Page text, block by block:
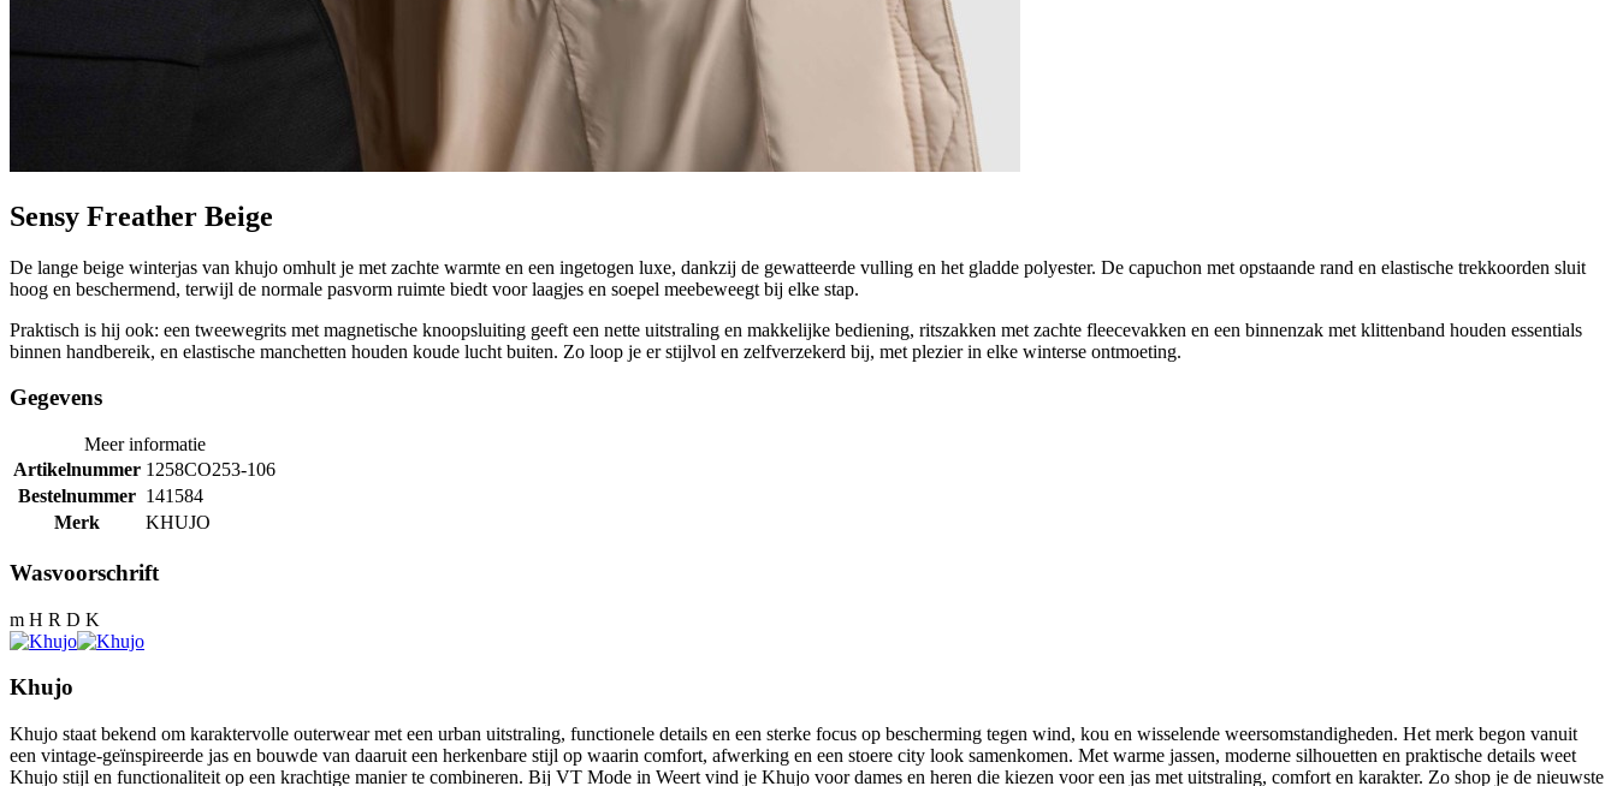
Sensy Freather Beige
De lange beige winterjas van khujo omhult je met zachte warmte en een ingetogen luxe, dankzij de gewatteerde vulling en het gladde polyester. De capuchon met opstaande rand en elastische trekkoorden sluit
hoog en beschermend, terwijl de normale pasvorm ruimte biedt voor laagjes en soepel meebeweegt bij elke stap.
Praktisch is hij ook: een tweewegrits met magnetische knoopsluiting geeft een nette uitstraling en makkelijke bediening, ritszakken met zachte fleecevakken en een binnenzak met klittenband houden essentials
binnen handbereik, en elastische manchetten houden koude lucht buiten. Zo loop je er stijlvol en zelfverzekerd bij, met plezier in elke winterse ontmoeting.
Gegevens
Meer informatie
Artikelnummer 1258CO253-106
Bestelnummer 141584
Merk
KHUJO
Wasvoorschrift
m H R D K
Khujo
Khujo staat bekend om karaktervolle outerwear met een urban uitstraling, functionele details en een sterke focus op bescherming tegen wind, kou en wisselende weersomstandigheden. Het merk begon vanuit
een vintage-geïnspireerde jas en bouwde van daaruit een herkenbare stijl op waarin comfort, afwerking en een stoere city look samenkomen. Met warme jassen, moderne silhouetten en praktische details weet
Khujo stijl en functionaliteit op een krachtige manier te combineren. Bij VT Mode in Weert vind je Khujo voor dames en heren die kiezen voor een jas met uitstraling, comfort en karakter. Zo shop je de nieuwste